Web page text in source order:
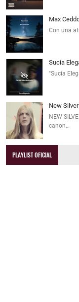
Max
Con una
Sucia
"Sucia
New
NEW
canon…
PLAYLIST OFICIAL